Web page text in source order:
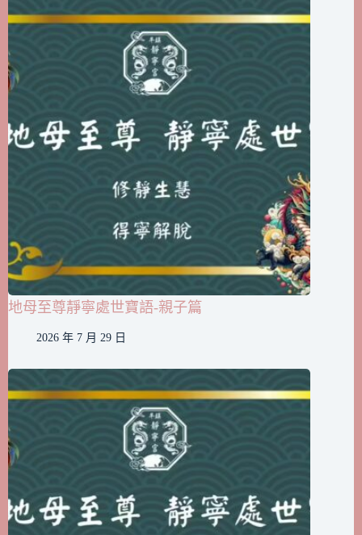
地母至尊靜寧處世寶語-親子篇
2026 年 7 月 29 日